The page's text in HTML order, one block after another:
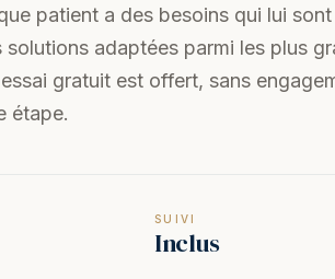
patient a des besoins qui lui
adaptées parmi les plus
gratuit est offert, sans
étape.
SUIVI
Inclus